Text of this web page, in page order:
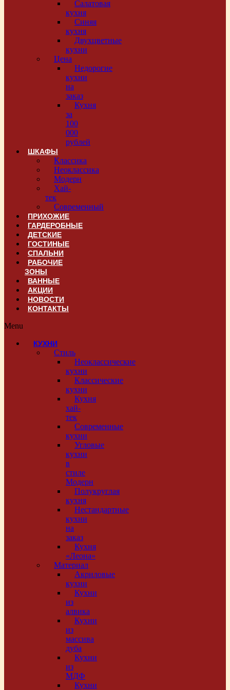
Салатовая
кухня
Синяя
кухня
Двухцветные
кухни
Цена
Недорогие
кухни
на
заказ
Кухня
за
100
000
рублей
ШКАФЫ
Классика
Неоклассика
Модерн
Хай-
тек
Современный
ПРИХОЖИЕ
ГАРДЕРОБНЫЕ
ДЕТСКИЕ
ГОСТИНЫЕ
СПАЛЬНИ
РАБОЧИЕ
ЗОНЫ
ВАННЫЕ
АКЦИИ
НОВОСТИ
КОНТАКТЫ
Menu
КУХНИ
Стиль
Неоклассические
кухни
Классические
кухни
Кухня
хай-
тек
Современные
кухни
Угловые
кухни
в
стиле
Модерн
Полукруглая
кухня
Нестандартные
кухни
на
заказ
Кухня
«Леона»
Материал
Акриловые
кухни
Кухни
из
алвика
Кухни
из
массива
дуба
Кухни
из
МДФ
Кухни